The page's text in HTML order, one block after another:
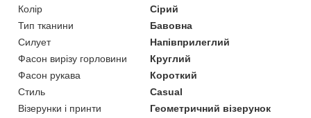
Колір
Сірий
Тип тканини
Бавовна
Силует
Напівприлеглий
Фасон вирізу горловини
Круглий
Фасон рукава
Короткий
Стиль
Casual
Візерунки і принти
Геометричний візерунок